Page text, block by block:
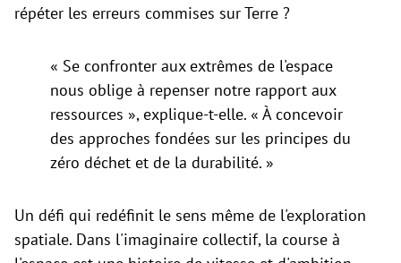
répéter les erreurs commises sur Terre ?
« Se confronter aux extrêmes de l'espace
nous oblige à repenser notre rapport aux
ressources », explique-t-elle. « À concevoir
des approches fondées sur les principes du
zéro déchet et de la durabilité. »
Un défi qui redéfinit le sens même de l'exploration
spatiale. Dans l'imaginaire collectif, la course à